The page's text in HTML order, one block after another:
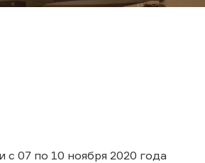
07 по 10 ноября 2020 года